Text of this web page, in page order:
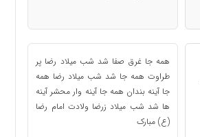
همه جا غرق صفا شد شب میلاد رضا پر
طراوت همه جا شد شب میلاد رضا همه
جا آینه بندان همه جا آینه وار محشر آینه
ها شد شب میلاد زرضا ولادت امام رضا
(ع) مبارک